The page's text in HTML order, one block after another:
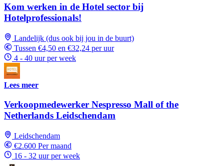
Kom werken in de Hotel sector bij
Hotelprofessionals!
Landelijk (dus ook bij jou in de buurt)
Tussen €4,50 en €32,24 per uur
4 - 40 uur per week
Lees meer
Verkoopmedewerker Nespresso Mall of the
Netherlands Leidschendam
Leidschendam
€2.600 Per maand
16 - 32 uur per week